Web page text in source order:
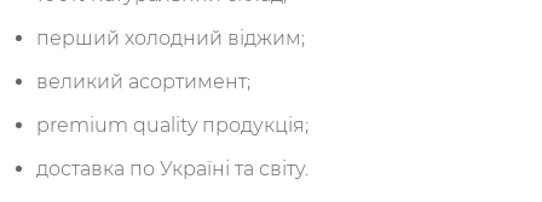
перший холодний віджим;
великий асортимент;
premium quality продукція;
доставка по Україні та світу.